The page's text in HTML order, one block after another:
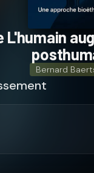
L'humain
Bernard